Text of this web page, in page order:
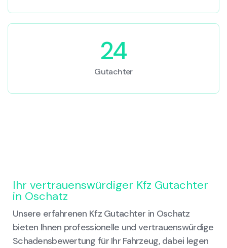
24
Gutachter
Ihr vertrauenswürdiger Kfz Gutachter
in Oschatz
Unsere erfahrenen Kfz Gutachter in Oschatz
bieten Ihnen professionelle und vertrauenswürdige
Schadensbewertung für Ihr Fahrzeug, dabei legen